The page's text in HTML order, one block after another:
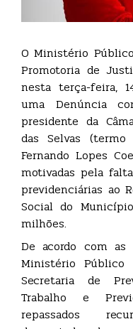
O Ministério
Promotoria de
nesta terça-feira,
uma Denúncia
presidente da
das Selvas
Fernando Lopes
motivadas pela
previdenciárias ao
Social do
milhões.
De acordo com as
Ministério Público
Secretaria de
Trabalho e
repassados